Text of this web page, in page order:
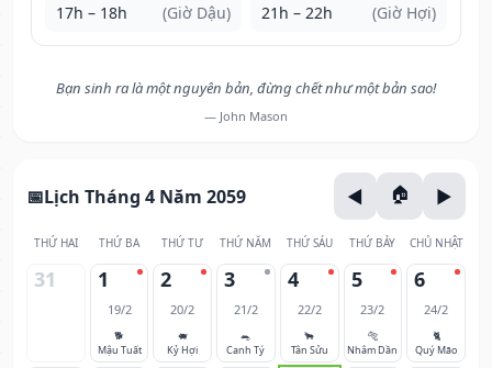
17h – 18h (Giờ Dậu) 21h – 22h (Giờ Hợi)
Bạn sinh ra là một nguyên bản, đừng chết như một bản sao!
— John Mason
Lịch Tháng 4 Năm 2059
THỨ HAI THỨ BA THỨ TƯ THỨ NĂM THỨ SÁU THỨ BẢY CHỦ NHẬT
31 1
19/2
🐕
Mậu Tuất
2
20/2
🐖
Kỷ Hợi
3
21/2
🐀
Canh Tý
4
22/2
🐂
Tân Sửu
5
23/2
🐅
Nhâm Dần
6
24/2
🐈
Quý Mão